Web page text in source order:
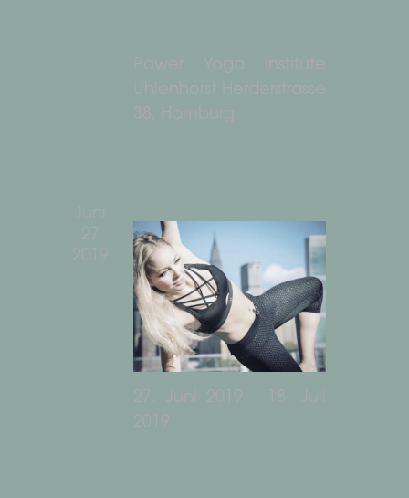
Power Yoga Institute
Uhlenhorst Herderstrasse
38, Hamburg
Juni
27
2019
27. Juni 2019 -
18. Juli
2019